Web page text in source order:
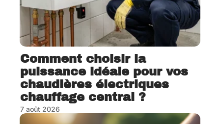
Comment choisir la
puissance idéale pour vos
chaudières électriques
chauffage central ?
7 août 2026